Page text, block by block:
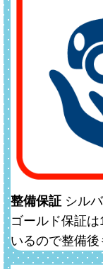
整備保証 シル
ゴールド保証
いるので整備後